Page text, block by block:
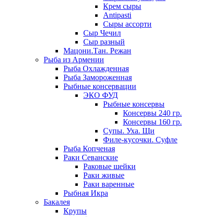
Крем сыры
Antipasti
Сыры ассорти
Сыр Чечил
Сыр разный
Мацони.Тан. Режан
Рыба из Армении
Рыба Охлажденная
Рыба Замороженная
Рыбные консервации
ЭКО ФУД
Рыбные консервы
Консервы 240 гр.
Консервы 160 гр.
Супы. Уха. Щи
Филе-кусочки. Суфле
Рыба Копченая
Раки Севанские
Раковые шейки
Раки живые
Раки варенные
Рыбная Икра
Бакалея
Крупы